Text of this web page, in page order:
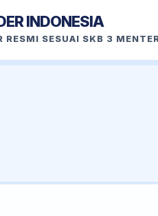
INDONESIA
RESMI SESUAI SKB 3